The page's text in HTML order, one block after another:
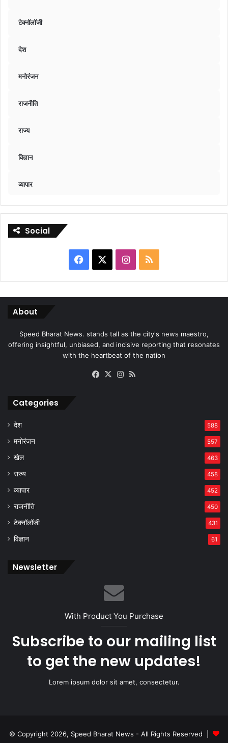
टेक्नॉलॉजी
देश
मनोरंजन
राजनीति
राज्य
विज्ञान
व्यापार
Social
Facebook Instagram
RSS
About
Speed Bharat News. stands tall as the city's news maestro,
offering insightful, unbiased, and incisive reporting that resonates
with the heartbeat of the nation
Facebook
X Instagram
Categories
देश 588
मनोरंजन 557
खेल 463
राज्य 458
व्यापार 452
राजनीति 450
टेक्नॉलॉजी 431
विज्ञान 61
Newsletter
With Product You Purchase
Subscribe to our mailing list
to get the new updates!
Lorem ipsum dolor sit amet, consectetur.
© Copyright 2026, Speed Bharat News - All Rights Reserved |